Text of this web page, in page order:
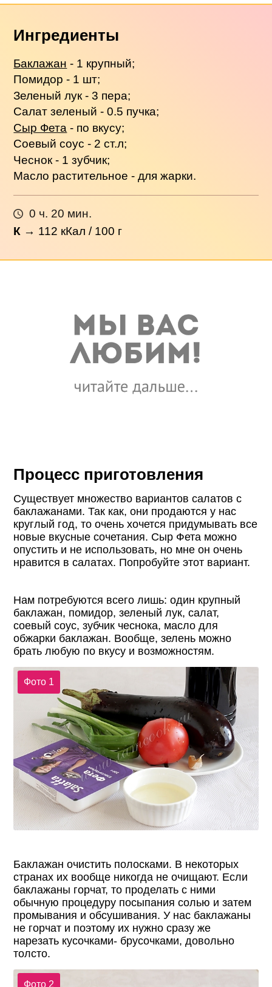
Ингредиенты
Баклажан - 1 крупный;
Помидор - 1 шт;
Зеленый лук - 3 пера;
Салат зеленый - 0.5 пучка;
Сыр Фета - по вкусу;
Соевый соус - 2 ст.л;
Чеснок - 1 зубчик;
Масло растительное - для жарки.
0 ч. 20 мин.
К → 112 кКал / 100 г
Процесс приготовления
Существует множество вариантов салатов с
баклажанами. Так как, они продаются у нас
круглый год, то очень хочется придумывать все
новые вкусные сочетания. Сыр Фета можно
опустить и не использовать, но мне он очень
нравится в салатах. Попробуйте этот вариант.
Нам потребуются всего лишь: один крупный
баклажан, помидор, зеленый лук, салат,
соевый соус, зубчик чеснока, масло для
обжарки баклажан. Вообще, зелень можно
брать любую по вкусу и возможностям.
Фото 1
Баклажан очистить полосками. В некоторых
странах их вообще никогда не очищают. Если
баклажаны горчат, то проделать с ними
обычную процедуру посыпания солью и затем
промывания и обсушивания. У нас баклажаны
не горчат и поэтому их нужно сразу же
нарезать кусочками- брусочками, довольно
толсто.
Фото 2